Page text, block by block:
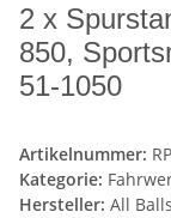
2 x
850,
51-1050
Artikelnummer:
Kategorie:
Hersteller: All Balls